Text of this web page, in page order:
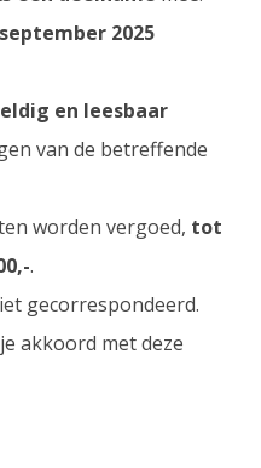
2025
en leesbaar
van de betreffende
worden vergoed, tot
.
gecorrespondeerd.
akkoord met deze